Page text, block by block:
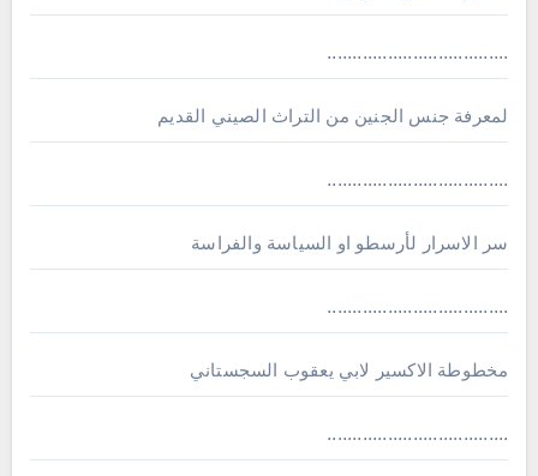
....................................
لمعرفة جنس الجنين من التراث الصيني القديم
....................................
سر الاسرار لأرسطو او السياسة والفراسة
....................................
مخطوطة الاكسير لابي يعقوب السجستاني
....................................